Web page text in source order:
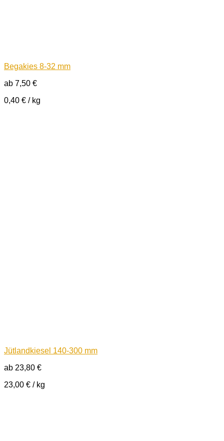
Begakies 8-32 mm
ab 7,50 €
0,40 € / kg
Jütlandkiesel 140-300 mm
ab 23,80 €
23,00 € / kg